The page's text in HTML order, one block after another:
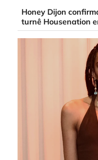
Honey Dijon
turnê Housenation